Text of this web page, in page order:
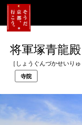
将軍塚青龍殿
［しょうぐんづかせいりゅ
寺院